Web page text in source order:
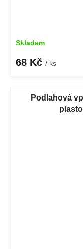
Skladem
68 Kč / ks
Podlahová